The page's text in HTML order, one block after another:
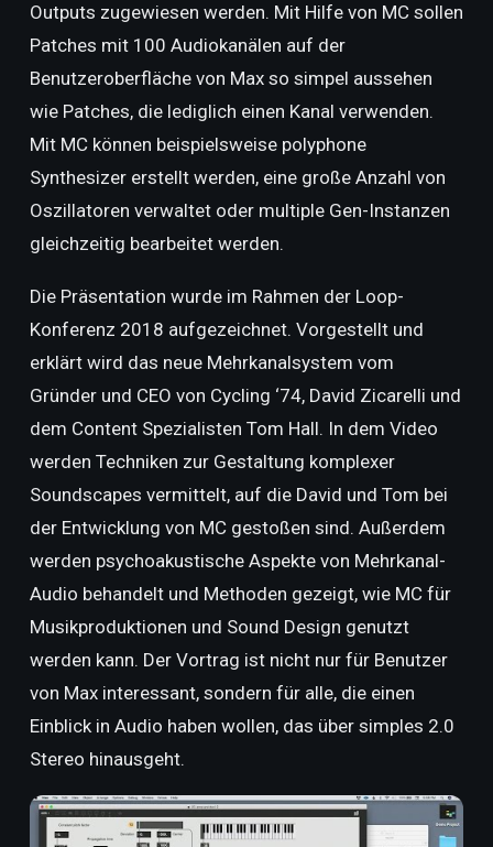
Outputs zugewiesen werden. Mit Hilfe von MC sollen
Patches mit 100 Audiokanälen auf der
Benutzeroberfläche von Max so simpel aussehen
wie Patches, die lediglich einen Kanal verwenden.
Mit MC können beispielsweise polyphone
Synthesizer erstellt werden, eine große Anzahl von
Oszillatoren verwaltet oder multiple Gen-Instanzen
gleichzeitig bearbeitet werden.
Die Präsentation wurde im Rahmen der Loop-
Konferenz 2018 aufgezeichnet. Vorgestellt und
erklärt wird das neue Mehrkanalsystem vom
Gründer und CEO von Cycling ‘74, David Zicarelli und
dem Content Spezialisten Tom Hall. In dem Video
werden Techniken zur Gestaltung komplexer
Soundscapes vermittelt, auf die David und Tom bei
der Entwicklung von MC gestoßen sind. Außerdem
werden psychoakustische Aspekte von Mehrkanal-
Audio behandelt und Methoden gezeigt, wie MC für
Musikproduktionen und Sound Design genutzt
werden kann. Der Vortrag ist nicht nur für Benutzer
von Max interessant, sondern für alle, die einen
Einblick in Audio haben wollen, das über simples 2.0
Stereo hinausgeht.